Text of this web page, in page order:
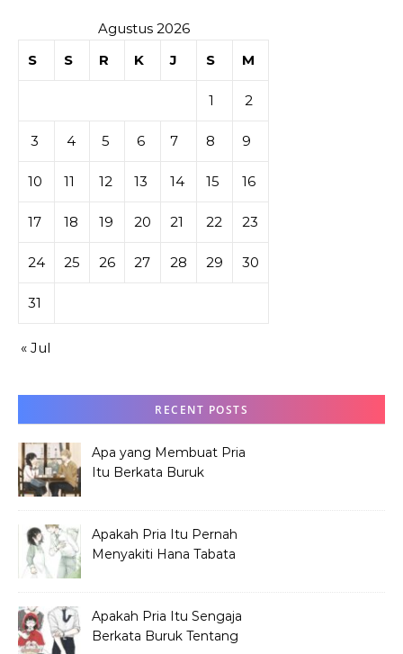
Agustus 2026
S
S R K J S M
1 2
3 4 5 6 7 8 9
10 11 12 13 14 15 16
17 18 19 20 21 22 23
24 25 26 27 28 29 30
31
« Jul
RECENT POSTS
Apa yang Membuat Pria
Itu Berkata Buruk
Apakah Pria Itu Pernah
Menyakiti Hana Tabata
Apakah Pria Itu Sengaja
Berkata Buruk Tentang